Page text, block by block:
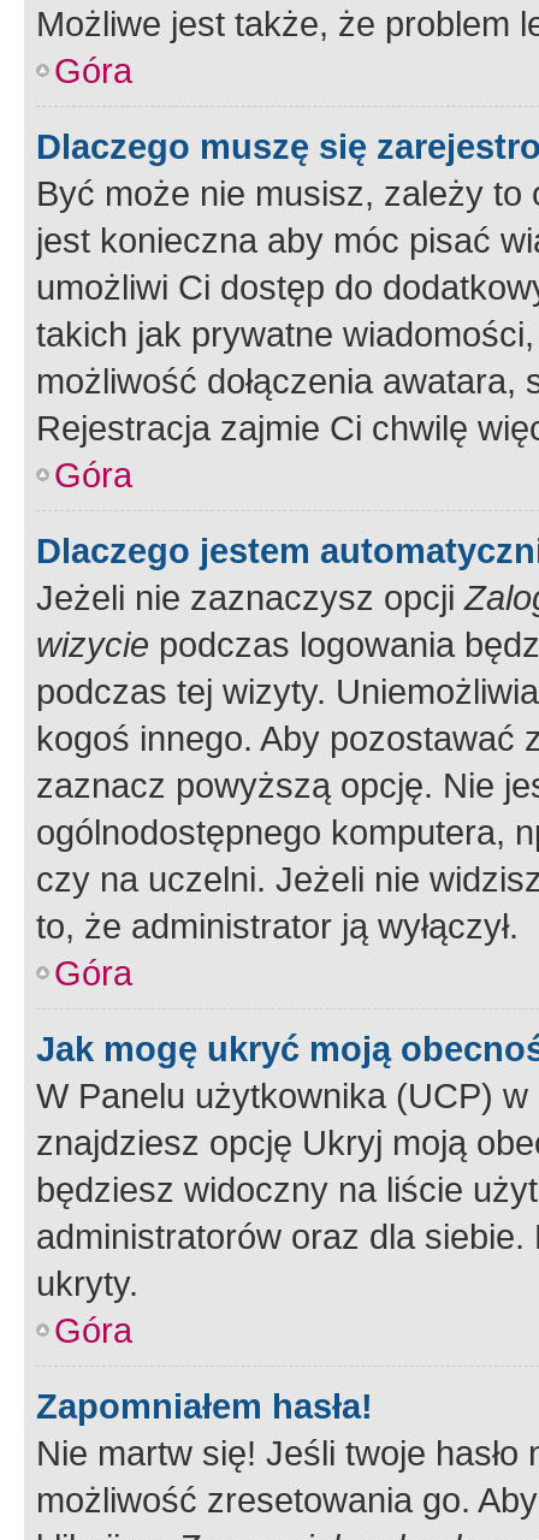
Możliwe jest także, że problem
Góra
Dlaczego muszę się
Być może nie musisz, zależy
jest konieczna aby móc pisać
umożliwi Ci dostęp do
takich jak prywatne
możliwość dołączenia
Rejestracja zajmie Ci chwilę
Góra
Dlaczego jestem
Jeżeli nie zaznaczysz opcji
wizycie podczas logowania
podczas tej wizyty.
kogoś innego. Aby pozostawać
zaznacz powyższą opcję. Nie
ogólnodostępnego komputera,
czy na uczelni. Jeżeli nie
to, że administrator ją wyłączył.
Góra
Jak mogę ukryć moją
W Panelu użytkownika (UCP) w
znajdziesz opcję Ukryj moją
będziesz widoczny na liście
administratorów oraz dla
ukryty.
Góra
Zapomniałem hasła!
Nie martw się! Jeśli twoje
możliwość zresetowania go.